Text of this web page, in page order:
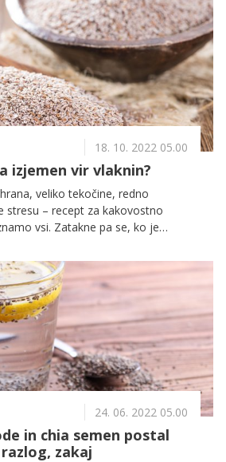
18. 10. 2022 05.00
izjemen vir vlaknin?
veliko tekočine, redno
stresu – recept za kakovostno
vsi. Zatakne pa se, ko je
enolična, da smo
spomni šele glavobol,
pa je hitenje z enega na drugi
pričakovati, da lahko tak
spremenimo, dobro pa je
pomagamo do boljšega počutja.
24. 06. 2022 05.00
in chia semen postal
zakaj